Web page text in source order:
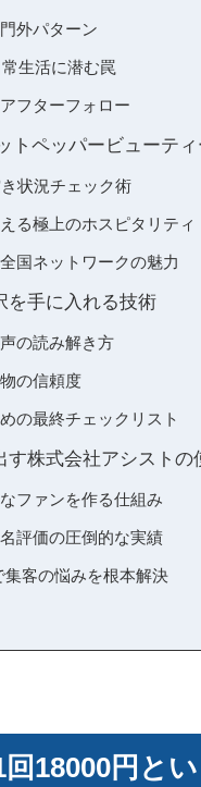
外パターン
生活に潜む罠
フターフォロー
トペッパービューテ
状況チェック術
る極上のホスピタリティ
国ネットワークの魅力
を手に入れる技術
の読み解き方
の信頼度
の最終チェックリスト
株式会社アシストの
ファンを作る仕組み
評価の圧倒的な実績
客の悩みを根本解決
18000円と